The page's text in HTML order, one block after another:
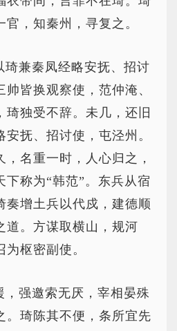
，知秦州，寻复之。
琦兼秦凤经略安抚、招讨
皆换观察使，范仲淹、
琦独受不辞。未几，还旧
抚、招讨使，屯泾州。
名重一时，人心归之，
下称为“韩范”。东兵从宿
奏增土兵以代戍，建德顺
道。方谋取横山，规河
枢密副使。
，强邀索无厌，宰相晏殊
。琦陈其不便，条所宜先